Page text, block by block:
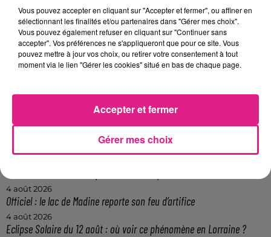
Le programme de cet événement en
cliquant justeici.
FIL ACTUS
Metz : une distribution de lunette gratuite pour voir l’éclipse
Casting de Woof : l'Euro-Métropole de Metz part à la recherche de...
4 août 2026
Officiel : le lac de Madine reporte son feu d’artifice
4 août 2026
Eclipse Solaire du 12 août : où voir ce phénomène en Lorraine ?
Vous pouvez accepter en cliquant sur "Accepter et fermer", ou affiner en
sélectionnant les finalités et/ou partenaires dans "Gérer mes choix".
Vous pouvez également refuser en cliquant sur "Continuer sans
accepter". Vos préférences ne s'appliqueront que pour ce site. Vous
pouvez mettre à jour vos choix, ou retirer votre consentement à tout
moment via le lien "Gérer les cookies" situé en bas de chaque page.
Gérer mes choix
Accepter et fermer